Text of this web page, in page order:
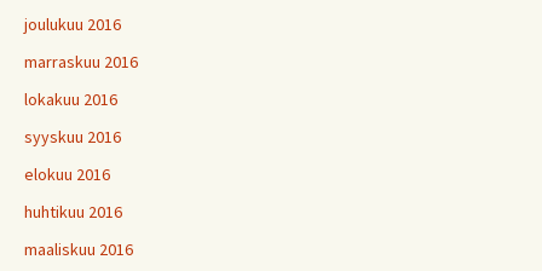
joulukuu 2016
marraskuu 2016
lokakuu 2016
syyskuu 2016
elokuu 2016
huhtikuu 2016
maaliskuu 2016